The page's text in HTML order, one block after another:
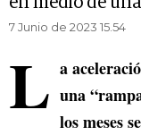
7 Junio de 2023 15.54
L a
una
los meses